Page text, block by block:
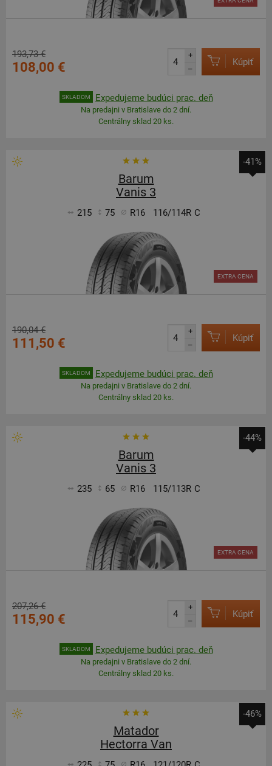
193,73 €
108,00 €
+
–
Kúpiť
SKLADOM Expedujeme budúci prac. deň
Na predajni v Bratislave do 2 dní.
Centrálny sklad 20 ks.
-41%
Barum
Vanis 3
215 75 R16 116/114R C
EXTRA CENA
190,04 €
111,50 €
+
–
Kúpiť
SKLADOM Expedujeme budúci prac. deň
Na predajni v Bratislave do 2 dní.
Centrálny sklad 20 ks.
-44%
Barum
Vanis 3
235 65 R16 115/113R C
EXTRA CENA
207,26 €
115,90 €
+
–
Kúpiť
SKLADOM Expedujeme budúci prac. deň
Na predajni v Bratislave do 2 dní.
Centrálny sklad 20 ks.
-46%
Matador
Hectorra Van